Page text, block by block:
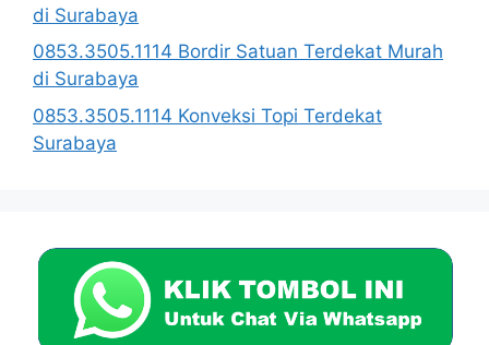
di Surabaya
0853.3505.1114 Bordir Satuan Terdekat Murah
di Surabaya
0853.3505.1114 Konveksi Topi Terdekat
Surabaya